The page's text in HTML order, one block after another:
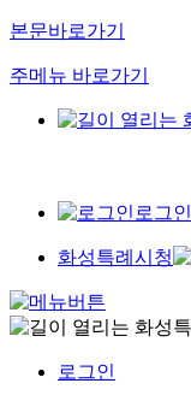
본문바로가기
주메뉴 바로가기
로그인
화성특례시청
로그인